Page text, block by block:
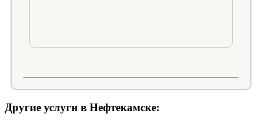
Другие услуги в Нефтекамске: